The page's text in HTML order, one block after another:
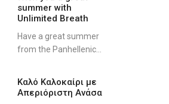
summer with
Unlimited Breath
Have a great summer
from the Panhellenic...
Καλό Καλοκαίρι με
Απεριόριστη Ανάσα